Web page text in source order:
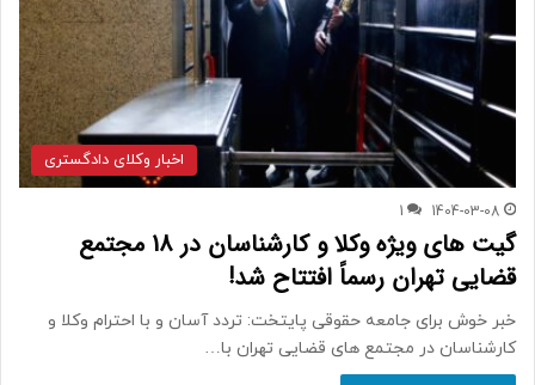
اخبار وکلای دادگستری
1404-03-08
1
گیت های ویژه وکلا و کارشناسان در 18 مجتمع
قضایی تهران رسماً افتتاح شد!
خبر خوش برای جامعه حقوقی پایتخت: تردد آسان و با احترام وکلا و
کارشناسان در مجتمع های قضایی تهران با…